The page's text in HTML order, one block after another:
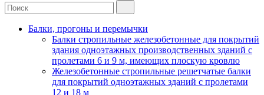
Балки, прогоны и перемычки
Балки стропильные железобетонные для покрытий
здания одноэтажных производственных зданий с
пролетами 6 и 9 м, имеющих плоскую кровлю
Железобетонные стропильные решетчатые балки
для покрытий одноэтажных зданий с пролетами
12 и 18 м